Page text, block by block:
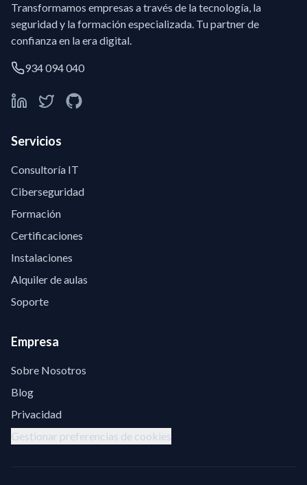
Transformamos empresas a través de la tecnología, la
seguridad y la formación especializada. Tu partner de
confianza en la era digital.
934 094 040
Servicios
Consultoría IT
Ciberseguridad
Formación
Certificaciones
Instalaciones
Alquiler de aulas
Soporte
Empresa
Sobre Nosotros
Blog
Privacidad
Gestionar preferencias de cookies